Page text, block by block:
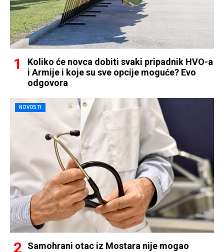
Koliko će novca dobiti svaki pripadnik HVO-a
i Armije i koje su sve opcije moguće? Evo
odgovora
NOVOSTI
Samohrani otac iz Mostara nije mogao